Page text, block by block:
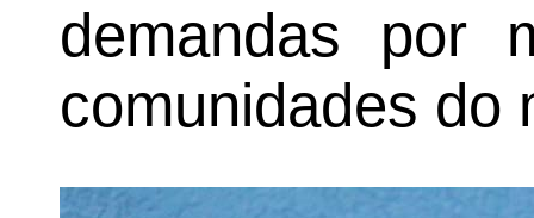
demandas por
comunidades do